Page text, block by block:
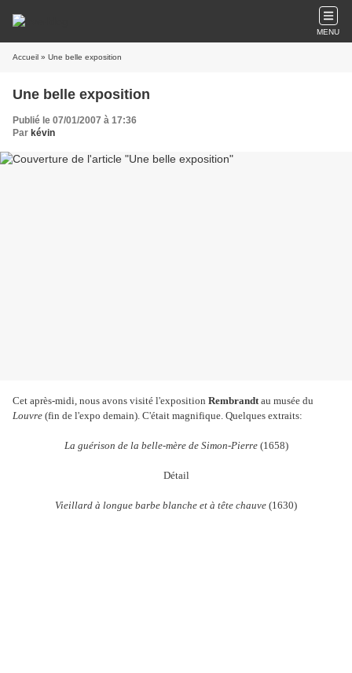
MENU
Accueil » Une belle exposition
Une belle exposition
Publié le 07/01/2007 à 17:36
Par kévin
Cet après-midi, nous avons visité l'exposition Rembrandtau musée du
Louvre (fin de l'expo demain). C'était magnifique. Quelques extraits:
La guérison de la belle-mère de Simon-Pierre(1658)
Détail
Vieillard à longue barbe blanche et à tête chauve (1630)